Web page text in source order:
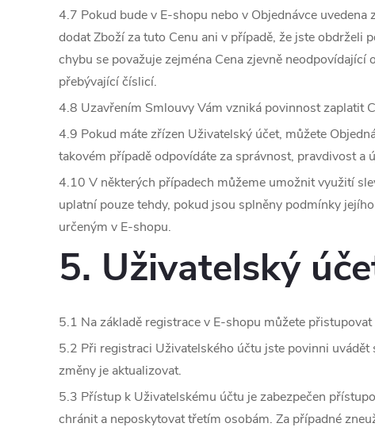
4.7 Pokud bude v E-shopu nebo v Objednávce uvedena
dodat Zboží za tuto Cenu ani v případě, že jste obdrželi
chybu se považuje zejména Cena zjevně neodpovídající
přebývající číslicí.
4.8 Uzavřením Smlouvy Vám vzniká povinnost zaplatit
4.9 Pokud máte zřízen Uživatelský účet, můžete
takovém případě odpovídáte za správnost, pravdivost a
4.10 V některých případech můžeme umožnit využití
uplatní pouze tehdy, pokud jsou splněny podmínky
určeným v E-shopu.
5. Uživatelský
5.1 Na základě registrace v E-shopu můžete
5.2 Při registraci Uživatelského účtu jste povinni uvádět
změny je aktualizovat.
5.3 Přístup k Uživatelskému účtu je zabezpečen
chránit a neposkytovat třetím osobám. Za případné